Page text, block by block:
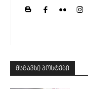
მსგავსი პოსტები